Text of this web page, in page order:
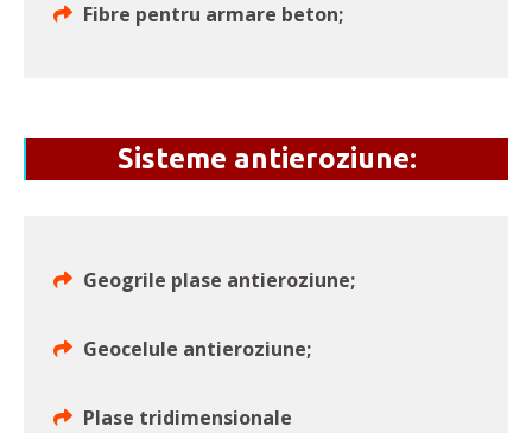
Fibre pentru armare beton;
Sisteme antieroziune:
Geogrile plase antieroziune;
Geocelule antieroziune;
Plase tridimensionale